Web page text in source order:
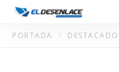
PORTADA DESTACADO